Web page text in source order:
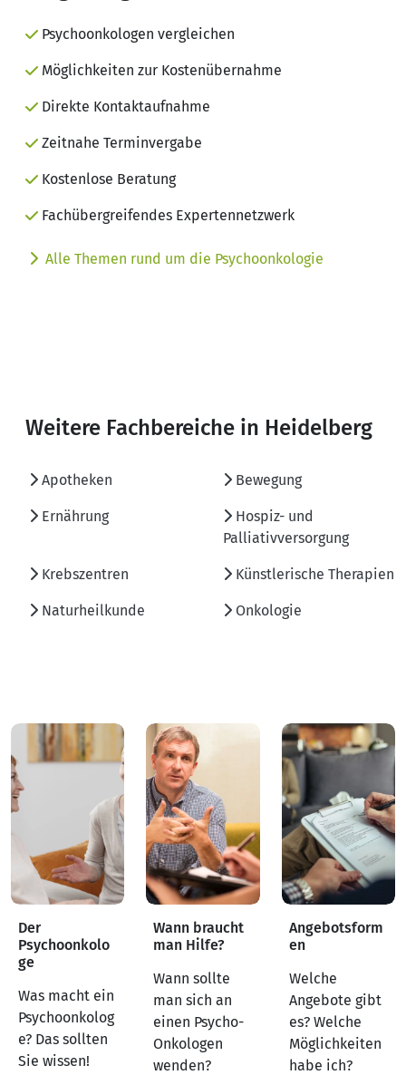
Psychoonkologen vergleichen
Möglichkeiten zur Kostenübernahme
Direkte Kontaktaufnahme
Zeitnahe Terminvergabe
Kostenlose Beratung
Fachübergreifendes Expertennetzwerk
Alle Themen rund um die Psychoonkologie
Weitere Fachbereiche in Heidelberg
Apotheken Bewegung
Ernährung
Hospiz- und
Palliativversorgung
Krebszentren Künstlerische Therapien
Naturheilkunde Onkologie
Der
Psychoonkolo
ge
Was macht ein
Psychoonkolog
e? Das sollten
Sie wissen!
Wann braucht
man Hilfe?
Wann sollte
man sich an
einen Psycho-
Onkologen
wenden?
Angebotsform
en
Welche
Angebote gibt
es? Welche
Möglichkeiten
habe ich?